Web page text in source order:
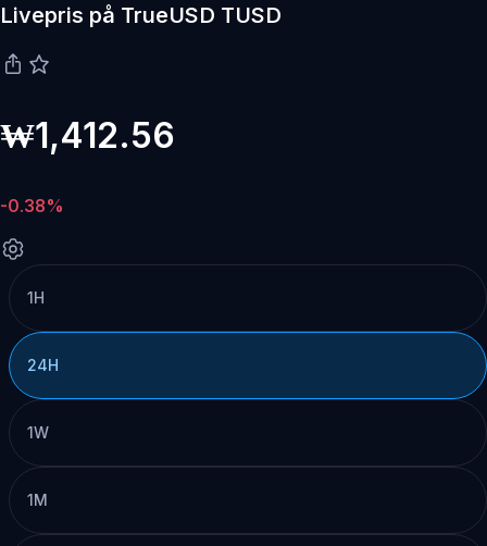
Livepris på TrueUSD TUSD
₩1,412.56
-0.38%
1H
24H
1W
1M